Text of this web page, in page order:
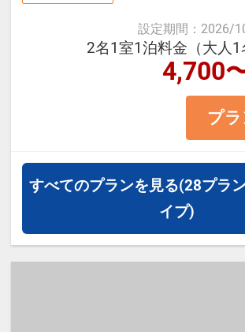
≪お部屋タイプ≫セミダ
ル 13平米 バス・トイ
※1ベッドです。2名様で
約の場合、おふたりでベ
【宿泊施設における「こ
寝」について】
・幼児施設使用料（0～
設定期間 ： 2026/
2名1室1泊料金（大人1
4,700
プラ
すべてのプランを見る(28プラ
イプ)